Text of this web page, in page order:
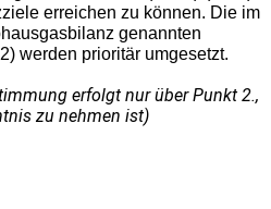
erreichen zu können. Die im
genannten
werden prioritär umgesetzt.
erfolgt nur über Punkt 2.,
zu nehmen ist)